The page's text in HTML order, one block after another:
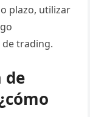
plazo, utilizar
trading.
de